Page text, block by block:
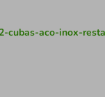
cubas-aco-inox-